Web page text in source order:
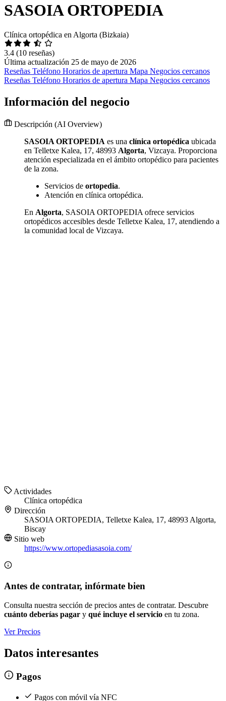
SASOIA ORTOPEDIA
Clínica ortopédica en Algorta (Bizkaia)
3.4 (10 reseñas)
Última actualización 25 de mayo de 2026
Reseñas Teléfono Horarios de apertura Mapa Negocios cercanos
Reseñas Teléfono Horarios de apertura Mapa Negocios cercanos
Información del negocio
Descripción (AI Overview)
SASOIA ORTOPEDIA es una clínica ortopédica ubicada
en Telletxe Kalea, 17, 48993 Algorta, Vizcaya. Proporciona
atención especializada en el ámbito ortopédico para pacientes
de la zona.
Servicios de ortopedia.
Atención en clínica ortopédica.
En Algorta, SASOIA ORTOPEDIA ofrece servicios
ortopédicos accesibles desde Telletxe Kalea, 17, atendiendo a
la comunidad local de Vizcaya.
Actividades
Clínica ortopédica
Dirección
SASOIA ORTOPEDIA, Telletxe Kalea, 17, 48993 Algorta,
Biscay
Sitio web
https://www.ortopediasasoia.com/
Antes de contratar, infórmate bien
Consulta nuestra sección de precios antes de contratar. Descubre
cuánto deberías pagar y qué incluye el servicio en tu zona.
Ver Precios
Datos interesantes
Pagos
Pagos con móvil vía NFC